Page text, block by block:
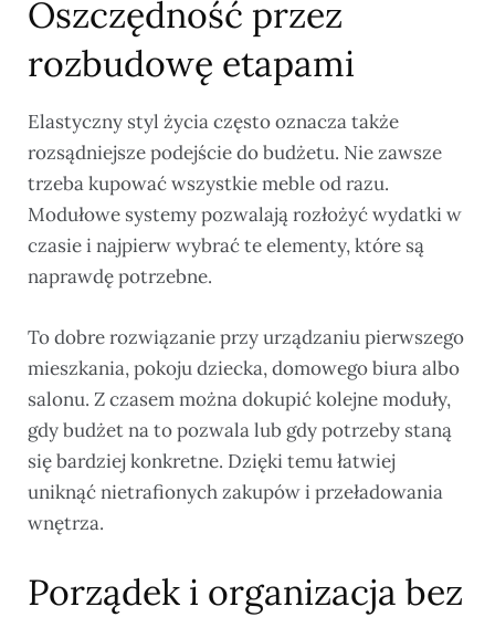
Oszczędność przez
rozbudowę etapami
Elastyczny styl życia często oznacza także
rozsądniejsze podejście do budżetu. Nie zawsze
trzeba kupować wszystkie meble od razu.
Modułowe systemy pozwalają rozłożyć wydatki w
czasie i najpierw wybrać te elementy, które są
naprawdę potrzebne.
To dobre rozwiązanie przy urządzaniu pierwszego
mieszkania, pokoju dziecka, domowego biura albo
salonu. Z czasem można dokupić kolejne moduły,
gdy budżet na to pozwala lub gdy potrzeby staną
się bardziej konkretne. Dzięki temu łatwiej
uniknąć nietrafionych zakupów i przeładowania
wnętrza.
Porządek i organizacja bez